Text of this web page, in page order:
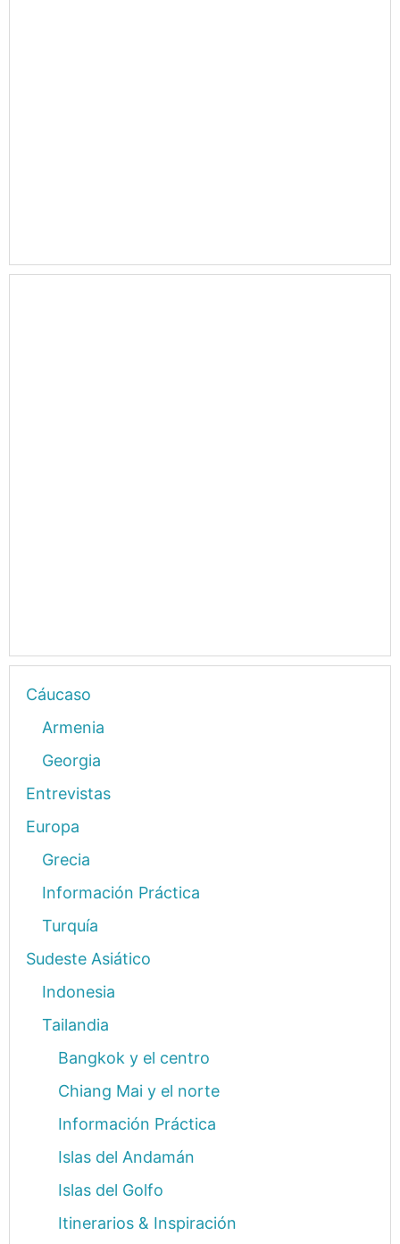
Cáucaso
Armenia
Georgia
Entrevistas
Europa
Grecia
Información Práctica
Turquía
Sudeste Asiático
Indonesia
Tailandia
Bangkok y el centro
Chiang Mai y el norte
Información Práctica
Islas del Andamán
Islas del Golfo
Itinerarios & Inspiración